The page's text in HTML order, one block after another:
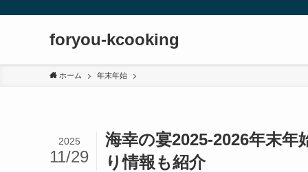
foryou-kcooking
ホーム 年末年始
海幸の宴2025-2026年末年
り情報も紹介
2025
11/29